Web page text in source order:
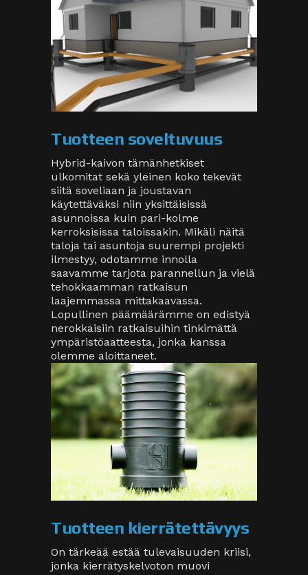
Tuotteen soveltuvuus
Hybrid-kaivon tämänhetkiset
ulkomitat sekä yleinen koko tekevät
siitä soveliaan ja joustavan
käytettäväksi niin yksittäisissä
asunnoissa kuin pari-kolme
kerroksisissa taloissakin. Mikäli näitä
taloja tai asuntoja suurempi projekti
ilmestyy, odotamme innolla
saavamme tarjota parannellun ja vielä
tehokkaamman ratkaisun
laajemmassa mittakaavassa.
Lopullinen päämäärämme on edistyä
nerokkaisiin ratkaisuihin tinkimättä
ympäristöaatteesta, jonka kanssa
olemme aloittaneet.
Tuotteen kierrätettävyys
On tärkeää estää tulevaisuuden kriisi,
jonka kierrätyskelvoton muovi